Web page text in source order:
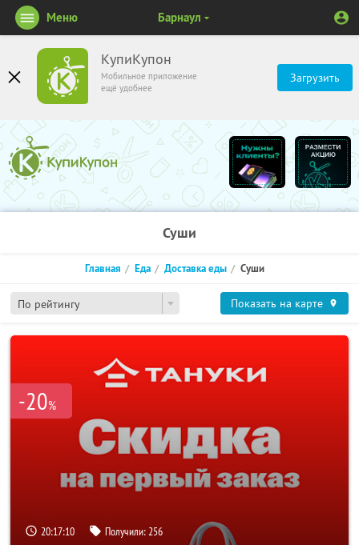
КупиКупон
Мобильное приложение
ещё удобнее
Загрузить
Меню Барнаул
Суши
По рейтингу
Главная Еда Доставка еды Суши
Показать на карте
-20%
20:17:10 Получили:256